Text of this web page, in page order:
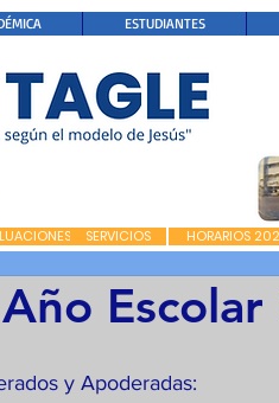
ESTUDIANTES
SERVICIOS HORARIOS
y Apoderadas: